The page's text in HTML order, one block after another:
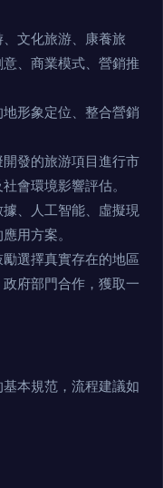
、文化旅游、康養旅
、商業模式、營銷推
地形象定位、整合營銷
開發的旅游項目進行市
會環境影響評估。
據、人工智能、虛擬現
用方案。
選擇真實存在的地區
府部門合作，獲取一
本規范，流程建議如